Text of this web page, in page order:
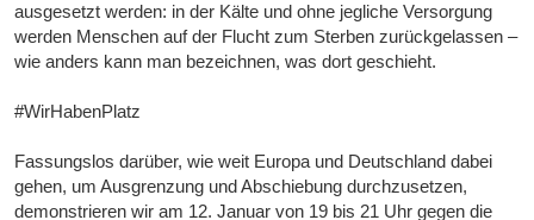
ausgesetzt werden: in der Kälte und ohne jegliche Versorgung
werden Menschen auf der Flucht zum Sterben zurückgelassen –
wie anders kann man bezeichnen, was dort geschieht.
#WirHabenPlatz
Fassungslos darüber, wie weit Europa und Deutschland dabei
gehen, um Ausgrenzung und Abschiebung durchzusetzen,
demonstrieren wir am 12. Januar von 19 bis 21 Uhr gegen die